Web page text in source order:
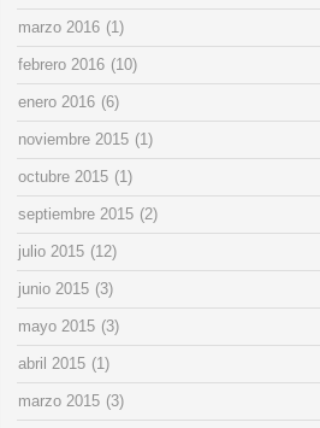
marzo 2016 (1)
febrero 2016 (10)
enero 2016 (6)
noviembre 2015 (1)
octubre 2015 (1)
septiembre 2015 (2)
julio 2015 (12)
junio 2015 (3)
mayo 2015 (3)
abril 2015 (1)
marzo 2015 (3)